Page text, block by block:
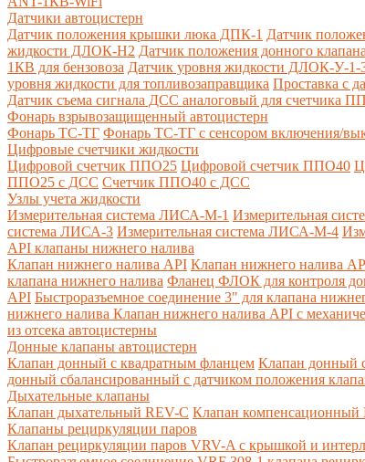
Датчики автоцистерн
Датчик положения крышки люка ДПК-1 Датчик
жидкости ДЛОК-Н2 Датчик положения донного
1КВ для бензовоза Датчик уровня жидкости ДЛОК-У-1-
уровня жидкости для топливозаправщика Проставка с
Датчик съема сигнала ДСС аналоговый для счетчика
Фонарь взрывозащищенный автоцистерн
Фонарь ТС-ТГ Фонарь ТС-ТГ с сенсором включения/
Цифровые счетчики жидкости
Цифровой счетчик ППО25 Цифровой счетчик ППО40
ППО25 с ДСС Счетчик ППО40 с ДСС
Узлы учета жидкости
Измерительная система ЛИСА-М-1 Измерительная
система ЛИСА-3 Измерительная система ЛИСА-М-4
API клапаны нижнего налива
Клапан нижнего налива API Клапан нижнего налива
клапана нижнего налива Фланец ФЛОК для контроля
API Быстроразъемное соединение 3" для клапана
нижнего налива Клапан нижнего налива API с
из отсека автоцистерны
Донные клапаны автоцистерн
Клапан донный с квадратным фланцем Клапан донный
донный сбалансированный с датчиком положения
Дыхательные клапаны
Клапан дыхательный REV-C Клапан компенсационный
Клапаны рециркуляции паров
Клапан рециркуляции паров VRV-A с крышкой и